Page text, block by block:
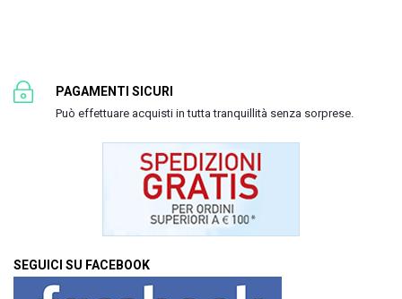
PAGAMENTI SICURI
Può effettuare acquisti in tutta tranquillità senza sorprese.
SEGUICI SU FACEBOOK